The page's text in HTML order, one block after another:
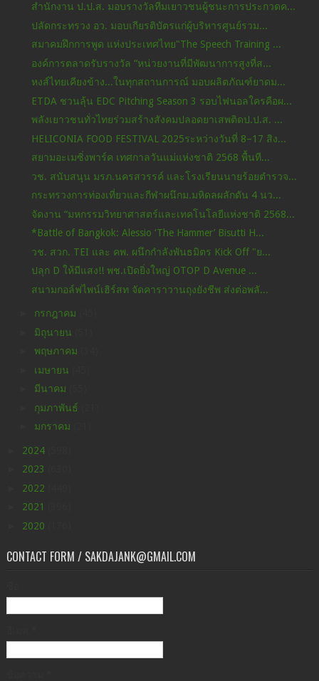
สำนักงาน ป.ป.ส. มอบรางวัลทีมเยาวชนผู้ชนะการประกวดค...
ปลัดกระทรวง อว. มอบเกียรติบัตรแก่ผู้บริหารศูนย์รวม...
สมาคมฝึกการพูด แห่งประเทศไทย"The Speech Training ...
องค์การตลาดรับรางวัล “หน่วยงานที่มีพัฒนาการสูงที่ส...
หงส์ไทยเคียงข้าง...ในทุกสถานการณ์ มอบผลิตภัณฑ์ยาดม...
ETDA ชวนลุ้น EDC Pitching Season 3 รอบไฟนอลใครคือผ...
พลังเยาวชนทั่วไทยร่วมสร้างสังคมปลอดยาเสพติดป.ป.ส. ...
HELICONIA FOOD FESTIVAL 2025ระหว่างวันที่ 8–17 สิง...
สยามอะเมซิ่งพาร์ค เทศกาลวันแม่แห่งชาติ 2568 พื้นที...
วช. สนับสนุน มรภ.นครสวรรค์ และโรงเรียนนายร้อยตำรวจ...
กระทรวงการท่องเที่ยวและกีฬาผนึกม.มหิดลผลักดัน 4 นว...
จัดงาน “มหกรรมวิทยาศาสตร์และเทคโนโลยีแห่งชาติ 2568...
*Battle of Bangkok: Alessio ‘The Hammer’ Bisutti H...
วช. สวก. TEI และ คพ. ผนึกกำลังพันธมิตร Kick Off "ย...
ปลุก D ให้มีแสง!! พช.เปิดยิ่งใหญ่ OTOP D Avenue ...
สนามกอล์ฟไพน์เฮิร์สท จัดคาราวานถุงยังชีพ ส่งต่อพลั...
กรกฎาคม
มิถุนายน
พฤษภาคม
เมษายน
มีนาคม
กุมภาพันธ์
มกราคม
2024
2023
2022
2021
2020
CONTACT FORM / SAKDAJANK@GMAIL.COM